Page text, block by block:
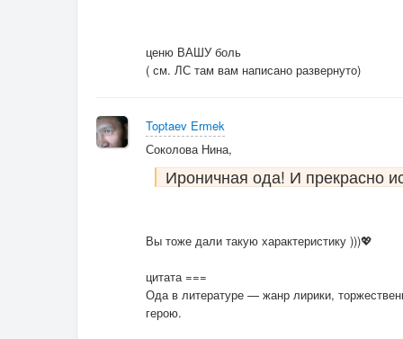
ценю ВАШУ боль
( см. ЛС там вам написано развернуто)
Toptaev Ermek
Соколова Нина,
Ироничная ода! И прекрасно
Вы тоже дали такую характеристику )))💖
цитата ===
Ода в литературе — жанр лирики,
герою.